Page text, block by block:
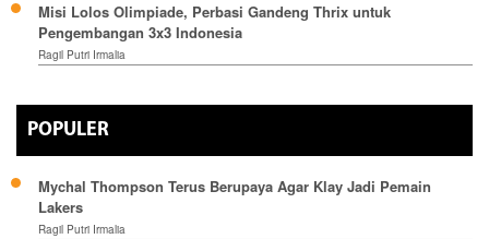
Misi Lolos Olimpiade, Perbasi Gandeng Thrix untuk
Pengembangan 3x3 Indonesia
Ragil Putri Irmalia
POPULER
Mychal Thompson Terus Berupaya Agar Klay Jadi Pemain
Lakers
Ragil Putri Irmalia